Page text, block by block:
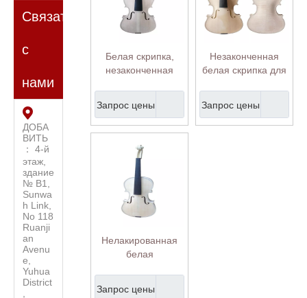
Связаться
с
нами
ДОБА
ВИТЬ
： 4-й
этаж,
здание
№ B1,
Sunwa
h Link,
No 118
Ruanji
an
Avenu
e,
Yuhua
District
Белая скрипка,
незаконченная
мастера (V150W)
Запрос цены
Незаконченная
белая скрипка для
Нелакированная
скрипка (V100W)
Запрос цены
Нелакированная
белая
Запрос цены